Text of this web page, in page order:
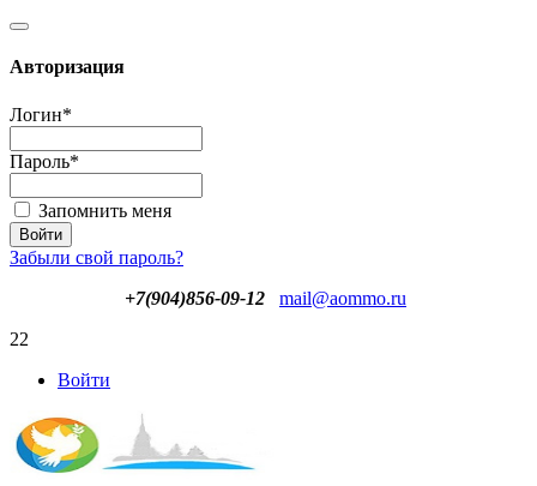
Авторизация
Логин*
Пароль*
Запомнить меня
Забыли свой пароль?
+7(904)856-09-12
mail@aommo.ru
22
Войти